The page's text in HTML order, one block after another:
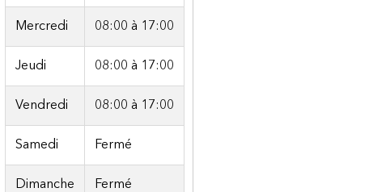
Mercredi 08:00 à 17:00
Jeudi 08:00 à 17:00
Vendredi 08:00 à 17:00
Samedi Fermé
Dimanche Fermé